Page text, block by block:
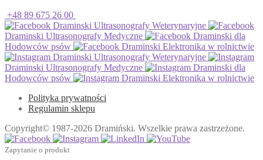
+48 89 675 26 00
Draminski Ultrasonografy Weterynaryjne
Draminski Ultrasonografy Medyczne
Draminski dla
Hodowców psów
Draminski Elektronika w rolnictwie
Draminski Ultrasonografy Weterynaryjne
Draminski Ultrasonografy Medyczne
Draminski dla
Hodowców psów
Draminski Elektronika w rolnictwie
Polityka prywatności
Regulamin sklepu
Copyright© 1987-2026 Dramiński. Wszelkie prawa zastrzeżone.
Zapytanie o produkt